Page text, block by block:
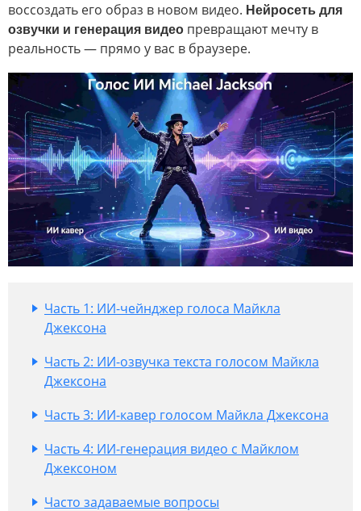
воссоздать его образ в новом видео. Нейросеть для
озвучки и генерация видео превращают мечту в
реальность — прямо у вас в браузере.
Часть 1: ИИ-чейнджер голоса Майкла
Джексона
Часть 2: ИИ-озвучка текста голосом Майкла
Джексона
Часть 3: ИИ-кавер голосом Майкла Джексона
Часть 4: ИИ-генерация видео с Майклом
Джексоном
Часто задаваемые вопросы